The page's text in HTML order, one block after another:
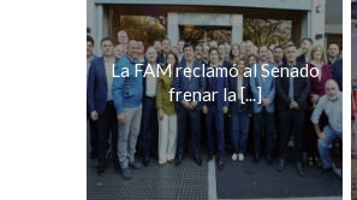
La FAM reclamó al Senado
frenar la [...]